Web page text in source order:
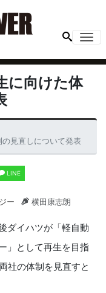
に向けた体
見直しについて発表
LINE
ー 横田康志朗
ダイハツが「軽自動
」として再生を目指
社の体制を見直すと